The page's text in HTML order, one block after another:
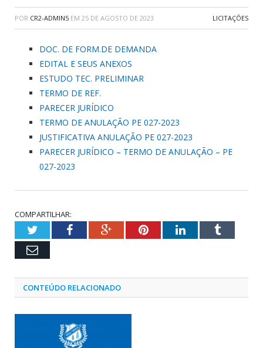
POR CR2-ADMIN5 EM 25 DE AGOSTO DE 2023 LICITAÇÕES
DOC. DE FORM.DE DEMANDA
EDITAL E SEUS ANEXOS
ESTUDO TEC. PRELIMINAR
TERMO DE REF.
PARECER JURÍDICO
TERMO DE ANULAÇÃO PE 027-2023
JUSTIFICATIVA ANULAÇÃO PE 027-2023
PARECER JURÍDICO – TERMO DE ANULAÇÃO – PE
027-2023
COMPARTILHAR:
TwitterFacebookGoogle+PinterestLinkedInTumblr
Email
CONTEÚDO RELACIONADO